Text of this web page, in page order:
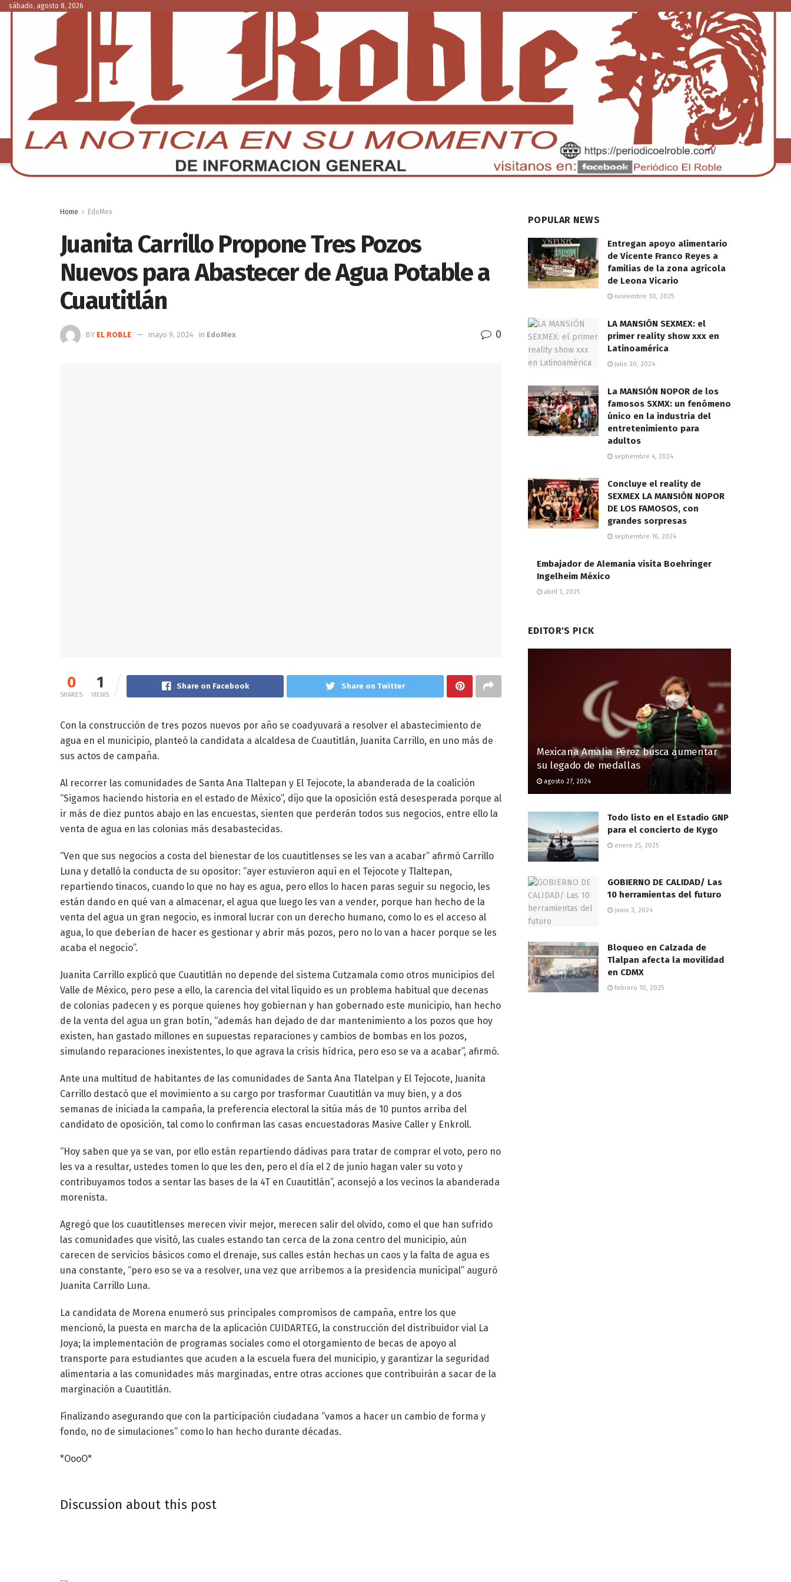
sábado, agosto 8, 2026
NACIONAL CDMX EDOMEX ECONOMÍA INTERNACIONAL DEPORTES TENDENCIA
Home EdoMex
Juanita Carrillo Propone Tres Pozos
Nuevos para Abastecer de Agua Potable a
Cuautitlán
BY EL ROBLE mayo 9, 2024 in EdoMex 0
0
SHARES
1
VIEWS
Share on Facebook Share on Twitter
Con la construcción de tres pozos nuevos por año se coadyuvará a resolver el abastecimiento de
agua en el municipio, planteó la candidata a alcaldesa de Cuautitlán, Juanita Carrillo, en uno más de
sus actos de campaña.
Al recorrer las comunidades de Santa Ana Tlaltepan y El Tejocote, la abanderada de la coalición
“Sigamos haciendo historia en el estado de México”, dijo que la oposición está desesperada porque al
ir más de diez puntos abajo en las encuestas, sienten que perderán todos sus negocios, entre ello la
venta de agua en las colonias más desabastecidas.
“Ven que sus negocios a costa del bienestar de los cuautitlenses se les van a acabar” afirmó Carrillo
Luna y detalló la conducta de su opositor: “ayer estuvieron aquí en el Tejocote y Tlaltepan,
repartiendo tinacos, cuando lo que no hay es agua, pero ellos lo hacen paras seguir su negocio, les
están dando en qué van a almacenar, el agua que luego les van a vender, porque han hecho de la
venta del agua un gran negocio, es inmoral lucrar con un derecho humano, como lo es el acceso al
agua, lo que deberían de hacer es gestionar y abrir más pozos, pero no lo van a hacer porque se les
acaba el negocio”.
Juanita Carrillo explicó que Cuautitlán no depende del sistema Cutzamala como otros municipios del
Valle de México, pero pese a ello, la carencia del vital líquido es un problema habitual que decenas
de colonias padecen y es porque quienes hoy gobiernan y han gobernado este municipio, han hecho
de la venta del agua un gran botín, “además han dejado de dar mantenimiento a los pozos que hoy
existen, han gastado millones en supuestas reparaciones y cambios de bombas en los pozos,
simulando reparaciones inexistentes, lo que agrava la crisis hídrica, pero eso se va a acabar”, afirmó.
Ante una multitud de habitantes de las comunidades de Santa Ana Tlatelpan y El Tejocote, Juanita
Carrillo destacó que el movimiento a su cargo por trasformar Cuautitlán va muy bien, y a dos
semanas de iniciada la campaña, la preferencia electoral la sitúa más de 10 puntos arriba del
candidato de oposición, tal como lo confirman las casas encuestadoras Masive Caller y Enkroll.
“Hoy saben que ya se van, por ello están repartiendo dádivas para tratar de comprar el voto, pero no
les va a resultar, ustedes tomen lo que les den, pero el día el 2 de junio hagan valer su voto y
contribuyamos todos a sentar las bases de la 4T en Cuautitlán”, aconsejó a los vecinos la abanderada
morenista.
Agregó que los cuautitlenses merecen vivir mejor, merecen salir del olvido, como el que han sufrido
las comunidades que visitó, las cuales estando tan cerca de la zona centro del municipio, aún
carecen de servicios básicos como el drenaje, sus calles están hechas un caos y la falta de agua es
una constante, “pero eso se va a resolver, una vez que arribemos a la presidencia municipal” auguró
Juanita Carrillo Luna.
La candidata de Morena enumeró sus principales compromisos de campaña, entre los que
mencionó, la puesta en marcha de la aplicación CUIDARTEG, la construcción del distribuidor vial La
Joya; la implementación de programas sociales como el otorgamiento de becas de apoyo al
transporte para estudiantes que acuden a la escuela fuera del municipio, y garantizar la seguridad
alimentaria a las comunidades más marginadas, entre otras acciones que contribuirán a sacar de la
marginación a Cuautitlán.
Finalizando asegurando que con la participación ciudadana “vamos a hacer un cambio de forma y
fondo, no de simulaciones” como lo han hecho durante décadas.
*OooO*
Discussion about this post
POPULAR NEWS
Entregan apoyo alimentario
de Vicente Franco Reyes a
familias de la zona agrícola
de Leona Vicario
noviembre 30, 2025
LA MANSIÓN SEXMEX: el
primer reality show xxx en
Latinoamérica
julio 30, 2024
La MANSIÓN NOPOR de los
famosos SXMX: un fenómeno
único en la industria del
entretenimiento para
adultos
septiembre 4, 2024
Concluye el reality de
SEXMEX LA MANSIÓN NOPOR
DE LOS FAMOSOS, con
grandes sorpresas
septiembre 16, 2024
Embajador de Alemania visita Boehringer
Ingelheim México
abril 1, 2025
EDITOR'S PICK
Mexicana Amalia Pérez busca aumentar
su legado de medallas
agosto 27, 2024
Todo listo en el Estadio GNP
para el concierto de Kygo
enero 25, 2025
GOBIERNO DE CALIDAD/ Las
10 herramientas del futuro
junio 3, 2024
Bloqueo en Calzada de
Tlalpan afecta la movilidad
en CDMX
febrero 10, 2025